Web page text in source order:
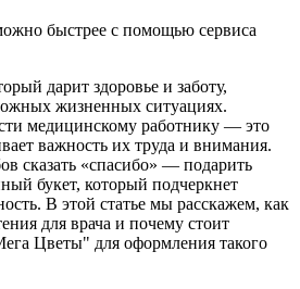
быстрее с помощью сервиса
дарит здоровье и заботу,
жизненных ситуациях.
медицинскому работнику — это
важность их труда и внимания.
сказать «спасибо» — подарить
букет, который подчеркнет
В этой статье мы расскажем, как
для врача и почему стоит
Цветы" для оформления такого